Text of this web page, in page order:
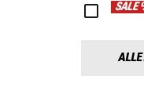
SALE
ALLE